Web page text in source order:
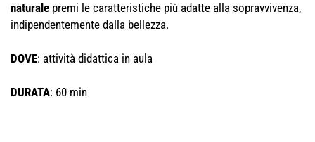
naturale premi le caratteristiche più adatte alla sopravvivenza,
indipendentemente dalla bellezza.
DOVE: attività didattica in aula
DURATA: 60 min